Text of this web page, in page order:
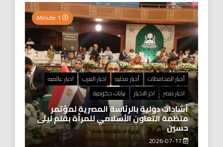
أخبار المحافظات أخبار محليه اخبار العرب
اخبار عالميه
اخبار مصر
اخر الاخبار بيانات حكومية
أشادات دولية بالرئاسة المصرية لمؤتمر
منظمة التعاون الأسلامي للمرأة بقلم ليلى
حسين
2026-07-17